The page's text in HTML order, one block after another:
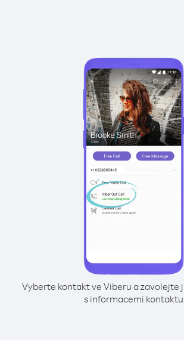
Vyberte kontakt ve Viberu a zavolejte
s informacemi kontaktu